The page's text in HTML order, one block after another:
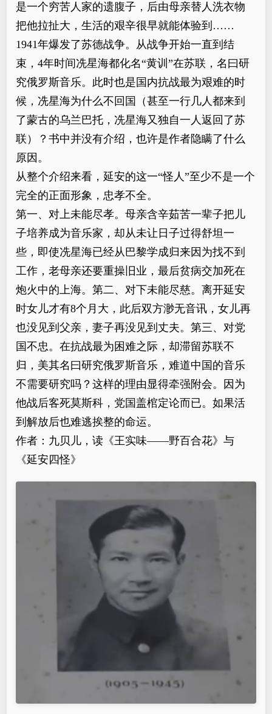
是一个穷苦人家的遗腹子，后由母亲替人洗衣物
把他拉扯大，生活的艰辛很早就能体验到……
1941年爆发了苏德战争。从战争开始一直到结
束，4年时间冼星海都化名“黄训”在苏联，名曰研
究俄罗斯音乐。此时也是国内抗战最为艰难的时
候，冼星海为什么不回国（甚至一行几人都来到
了蒙古的乌兰巴托，冼星海又独自一人返回了苏
联）？书中并没有介绍，也许是作者隐瞒了什么
原因。
从整个介绍来看，延安的这一“怪人”至少不是一个
完全的正面形象，忠孝不全。
第一、对上未能尽孝。母亲含辛茹苦一辈子把儿
子培养成为音乐家，却从未让日子过得舒坦一
些，即使冼星海已经从巴黎学成归来因为找不到
工作，老母亲还要重操旧业，最后贫病交加死在
炮火中的上海。第二、对下未能尽慈。离开延安
时女儿才有8个月大，此后双方渺无音讯，女儿再
也没见到父亲，妻子再没见到丈夫。第三、对党
国不忠。在抗战最为困难之际，却滞留苏联不
归，美其名曰研究俄罗斯音乐，难道中国的音乐
不需要研究吗？这样的理由显得牵强附会。因为
他战后客死莫斯科，党国盖棺定论而已。如果活
到解放后也难逃挨整的命运。
作者：九贝儿，读《王实味——野百合花》与
《延安四怪》